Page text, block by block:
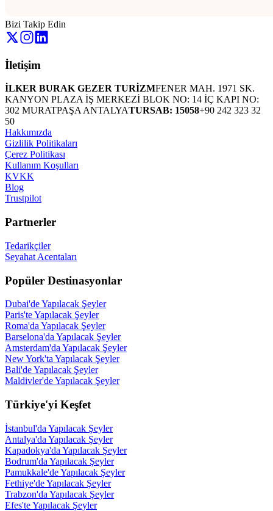
Bizi Takip Edin
İletişim
İLKER BURAK GEZER TURİZMFENER MAH. 1971 SK.
KANYON PLAZA İŞ MERKEZİ BLOK NO: 14 İÇ KAPI NO:
302 MURATPAŞA ANTALYATURSAB: 15058+90 242 323 32
50
Hakkımızda
Gizlilik Politikaları
Çerez Politikası
Kullanım Koşulları
KVKK
Blog
Trustpilot
Partnerler
Tedarikçiler
Seyahat Acentaları
Popüler Destinasyonlar
Dubai'de Yapılacak Şeyler
Paris'te Yapılacak Şeyler
Roma'da Yapılacak Şeyler
Barselona'da Yapılacak Şeyler
Amsterdam'da Yapılacak Şeyler
New York'ta Yapılacak Şeyler
Bali'de Yapılacak Şeyler
Maldivler'de Yapılacak Şeyler
Türkiye'yi Keşfet
İstanbul'da Yapılacak Şeyler
Antalya'da Yapılacak Şeyler
Kapadokya'da Yapılacak Şeyler
Bodrum'da Yapılacak Şeyler
Pamukkale'de Yapılacak Şeyler
Fethiye'de Yapılacak Şeyler
Trabzon'da Yapılacak Şeyler
Efes'te Yapılacak Şeyler